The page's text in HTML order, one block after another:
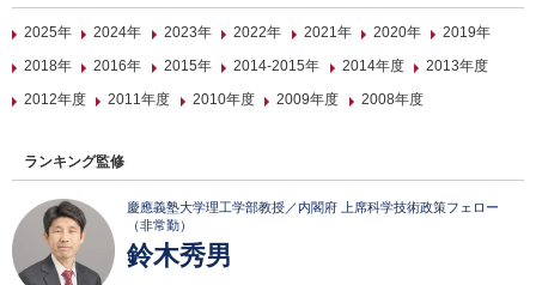
2025年 2024年 2023年 2022年 2021年 2020年
2019年
2018年
2016年 2015年 2014-2015年 2014年度
2013年度
2012年度
2011年度 2010年度 2009年度 2008年度
ランキング監修
慶應義塾大学理工学部教授／内閣府 上席科学技術政策フェロー
（非常勤）
鈴木秀男